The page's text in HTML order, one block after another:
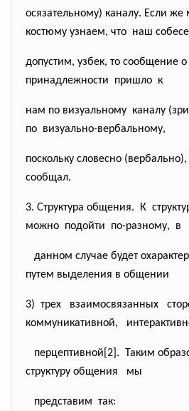
осязательному) каналу. Если
костюму узнаем, что наш
допустим, узбек, то сообщение
принадлежности пришло к
нам по визуальному каналу
по визуально-вербальному,
поскольку словесно
сообщал.
3. Структура общения. К
можно подойти по-разному, в
данном случае будет
путем выделения в общении
3) трех взаимосвязанных
коммуникативной,
перцептивной[2]. Таким
структуру общения мы
представим так: